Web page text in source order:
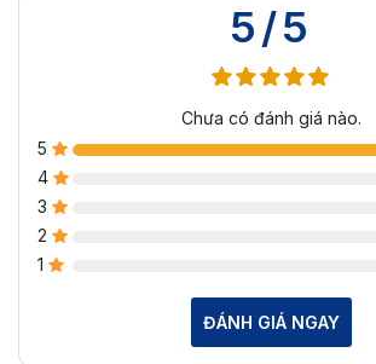
5/5
Chưa có đánh giá nào.
5
4
3
2
1
ĐÁNH GIÁ NGAY